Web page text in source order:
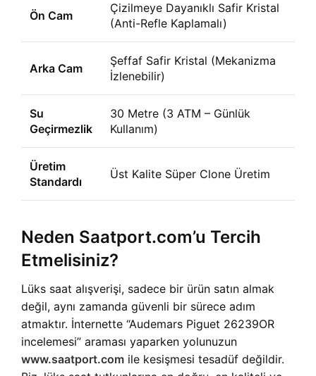
Ön Cam
Çizilmeye Dayanıklı Safir Kristal
(Anti-Refle Kaplamalı)
Arka Cam
Şeffaf Safir Kristal (Mekanizma
İzlenebilir)
Su
Geçirmezlik
30 Metre (3 ATM – Günlük
Kullanım)
Üretim
Standardı
Üst Kalite Süper Clone Üretim
Neden Saatport.com’u Tercih
Etmelisiniz?
Lüks saat alışverişi, sadece bir ürün satın almak
değil, aynı zamanda güvenli bir sürece adım
atmaktır. İnternette “Audemars Piguet 26239OR
incelemesi” araması yaparken yolunuzun
www.saatport.com ile kesişmesi tesadüf değildir.